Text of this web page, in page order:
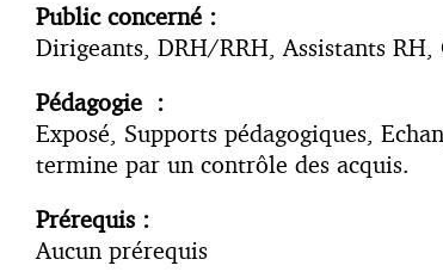
Public concerné :
Dirigeants, DRH/RRH, Assistants
Pédagogie :
Exposé, Supports pédagogiques,
termine par un contrôle des acquis.
Prérequis :
Aucun prérequis